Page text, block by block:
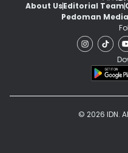
About UsEditorial Team
Pedoman
© 2026 IDN.